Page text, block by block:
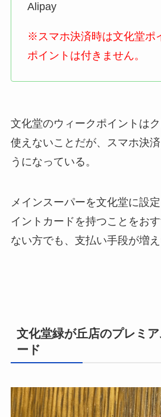
Alipay
※スマホ決済時は文化堂ポ
ポイントは付きません。
文化堂のウィークポイントは
使えないことだが、スマホ決
うになっている。
メインスーパーを文化堂に設
イントカードを持つことをお
ない方でも、支払い手段が増え
文化堂緑が丘店のプレミ
ード